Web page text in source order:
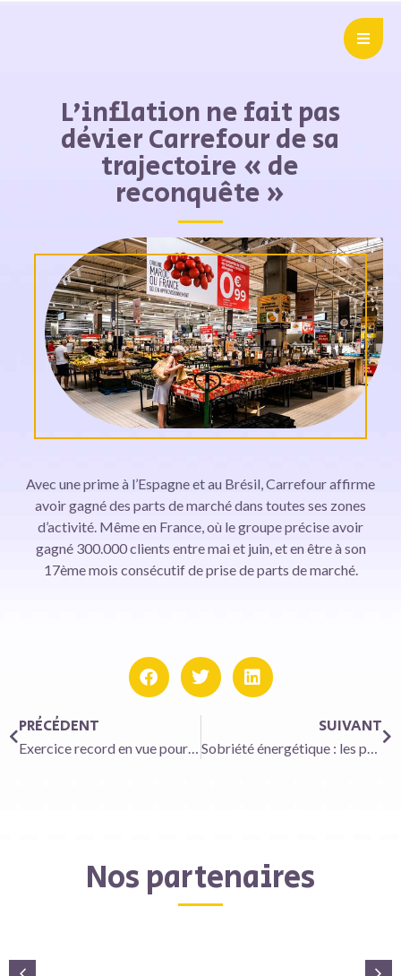
L’inflation ne fait pas
dévier Carrefour de sa
trajectoire « de
reconquête »
Avec une prime à l’Espagne et au Brésil, Carrefour affirme
avoir gagné des parts de marché dans toutes ses zones
d’activité. Même en France, où le groupe précise avoir
gagné 300.000 clients entre mai et juin, et en être à son
17ème mois consécutif de prise de parts de marché.
PRÉCÉDENT
Exercice record en vue pour Saint-Gobain
SUIVANT
Sobriété énergétique : les propositions sur la table pour le logement
Nos partenaires